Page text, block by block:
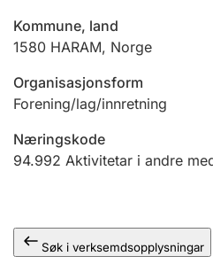
Kommune, land
1580 HARAM, Norge
Organisasjonsform
Forening/lag/innretning
Næringskode
94.992 Aktivitetar i andre
Søk i verksemdsopplysningar